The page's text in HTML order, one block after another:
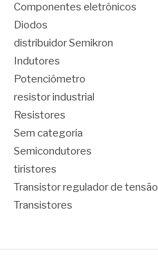
Componentes eletrônicos
Diodos
distribuidor Semikron
Indutores
Potenciômetro
resistor industrial
Resistores
Sem categoria
Semicondutores
tiristores
Transistor regulador de tensão
Transistores